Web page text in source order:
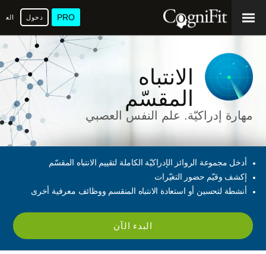
PRO دخول
الانتباه
المقسّم
مهارة إدراكيّة. علم النفس العصبي
أدخل مجموعة الروائز الإدراكيّة الكاملة لتقييم الانتباه المقسّم
إكشف وقيّم حضور التغيّرات
أنشطة لتحسين أو استعادة الانتباه المنقسم ووظائف معرفية أخرى
البدء الآن